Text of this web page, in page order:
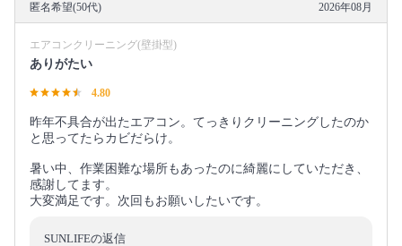
匿名希望(50代) 2026年08月
エアコンクリーニング(壁掛型)
ありがたい
4.80
昨年不具合が出たエアコン。てっきりクリーニングしたのか
と思ってたらカビだらけ。
暑い中、作業困難な場所もあったのに綺麗にしていただき、
感謝してます。
大変満足です。次回もお願いしたいです。
SUNLIFEの返信